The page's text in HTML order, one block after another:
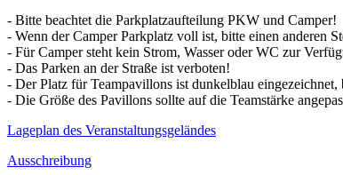
- Bitte beachtet die Parkplatzaufteilung PKW und Camper!
- Wenn der Camper Parkplatz voll ist, bitte einen anderen
- Für Camper steht kein Strom, Wasser oder WC zur
- Das Parken an der Straße ist verboten!
- Der Platz für Teampavillons ist dunkelblau
- Die Größe des Pavillons sollte auf die Teamstärke
Lageplan des Veranstaltungsgeländes
Ausschreibung